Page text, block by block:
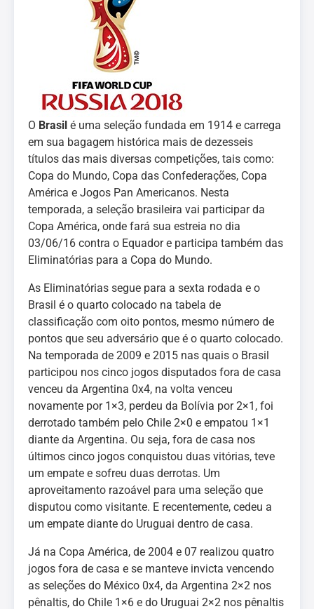
O Brasil é uma seleção fundada em 1914 e carrega
em sua bagagem histórica mais de dezesseis
títulos das mais diversas competições, tais como:
Copa do Mundo, Copa das Confederações, Copa
América e Jogos Pan Americanos. Nesta
temporada, a seleção brasileira vai participar da
Copa América, onde fará sua estreia no dia
03/06/16 contra o Equador e participa também das
Eliminatórias para a Copa do Mundo.
As Eliminatórias segue para a sexta rodada e o
Brasil é o quarto colocado na tabela de
classificação com oito pontos, mesmo número de
pontos que seu adversário que é o quarto colocado.
Na temporada de 2009 e 2015 nas quais o Brasil
participou nos cinco jogos disputados fora de casa
venceu da Argentina 0x4, na volta venceu
novamente por 1×3, perdeu da Bolívia por 2×1, foi
derrotado também pelo Chile 2×0 e empatou 1×1
diante da Argentina. Ou seja, fora de casa nos
últimos cinco jogos conquistou duas vitórias, teve
um empate e sofreu duas derrotas. Um
aproveitamento razoável para uma seleção que
disputou como visitante. E recentemente, cedeu a
um empate diante do Uruguai dentro de casa.
Já na Copa América, de 2004 e 07 realizou quatro
jogos fora de casa e se manteve invicta vencendo
as seleções do México 0x4, da Argentina 2×2 nos
pênaltis, do Chile 1×6 e do Uruguai 2×2 nos pênaltis